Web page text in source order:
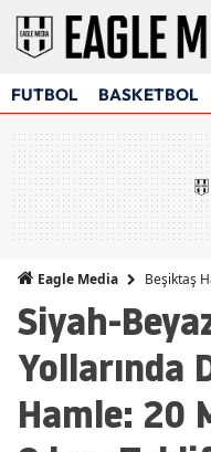
FUTBOL BASKETBOL
Eagle Media Beşiktaş
Siyah-
Yollarında
Hamle: 20